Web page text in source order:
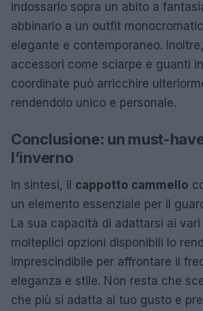
indossarlo sopra un abito a
abbinarlo a un outfit
elegante e contemporaneo. Inoltre,
accessori come sciarpe e guanti
coordinate può arricchire
rendendolo unico e personale.
Conclusione: un must-
l’inverno
In sintesi, il cappotto cammello
un elemento essenziale per il
La sua capacità di adattarsi ai vari
molteplici opzioni disponibili lo
imprescindibile per affrontare il
eleganza e stile. Non resta che
che più si adatta al tuo gusto e